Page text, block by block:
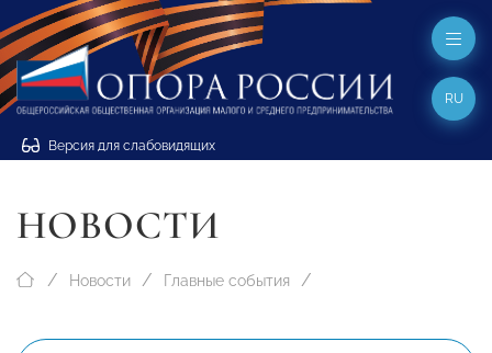
Версия для слабовидящих
RU
НОВОСТИ
Новости Главные события